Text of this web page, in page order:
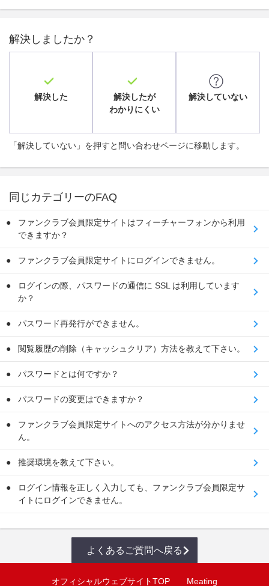
解決しましたか？
解決した
解決したが
わかりにくい
解決していない
「解決していない」を押すと問い合わせページに移動します。
同じカテゴリーのFAQ
ファンクラブ会員限定サイトはフィーチャーフォンから利用
できますか？
ファンクラブ会員限定サイトにログインできません。
ログインの際、パスワードの通信に SSL は利用しています
か？
パスワード再発行ができません。
閲覧履歴の削除（キャッシュクリア）方法を教えて下さい。
パスワードとは何ですか？
パスワードの変更はできますか？
ファンクラブ会員限定サイトへのアクセス方法が分かりませ
ん。
推奨環境を教えて下さい。
ログイン情報を正しく入力しても、ファンクラブ会員限定サ
イトにログインできません。
よくあるご質問へ戻る
オフィシャルウェブサイトTOP Meating